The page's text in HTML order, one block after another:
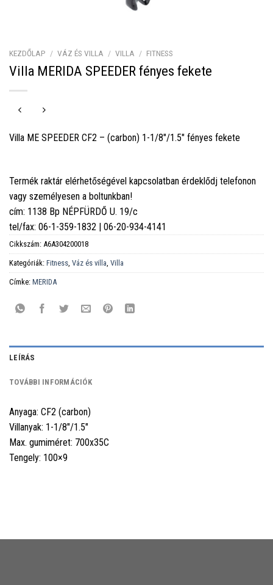
KEZDŐLAP / VÁZ ÉS VILLA / VILLA / FITNESS
Villa MERIDA SPEEDER fényes fekete
Villa ME SPEEDER CF2 – (carbon) 1-1/8″/1.5″ fényes fekete
Termék raktár elérhetőségével kapcsolatban érdeklődj telefonon
vagy személyesen a boltunkban!
cím: 1138 Bp NÉPFÜRDŐ U. 19/c
tel/fax: 06-1-359-1832 | 06-20-934-4141
Cikkszám: A6A304200018
Kategóriák: Fitness, Váz és villa, Villa
Címke: MERIDA
LEÍRÁS
TOVÁBBI INFORMÁCIÓK
Anyaga: CF2 (carbon)
Villanyak: 1-1/8"/1.5"
Max. gumiméret: 700x35C
Tengely: 100×9